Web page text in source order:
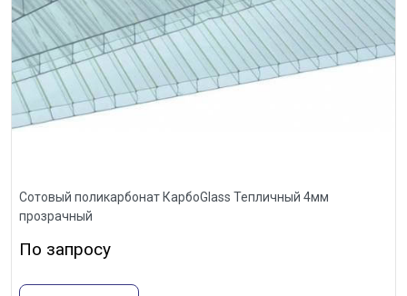
Сотовый поликарбонат КарбоGlass Тепличный 4мм
прозрачный
По запросу